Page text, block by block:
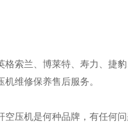
格索兰、博莱特、寿力、捷
维修保养售后服务。
空压机是何种品牌，有任何